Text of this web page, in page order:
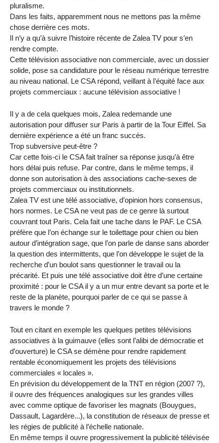
pluralisme.
Dans les faits, apparemment nous ne mettons pas la même
chose derrière ces mots.
Il n’y a qu’à suivre l’histoire récente de Zalea TV pour s’en
rendre compte.
Cette télévision associative non commerciale, avec un dossier
solide, pose sa candidature pour le réseau numérique terrestre
au niveau national. Le CSA répond, veillant à l’équité face aux
projets commerciaux : aucune télévision associative !
Il y a de cela quelques mois, Zalea redemande une
autorisation pour diffuser sur Paris à partir de la Tour Eiffel. Sa
dernière expérience a été un franc succès.
Trop subversive peut-être ?
Car cette fois-ci le CSA fait traîner sa réponse jusqu’à être
hors délai puis refuse. Par contre, dans le même temps, il
donne son autorisation à des associations cache-sexes de
projets commerciaux ou institutionnels.
Zalea TV est une télé associative, d’opinion hors consensus,
hors normes. Le CSA ne veut pas de ce genre là surtout
couvrant tout Paris. Cela fait une tache dans le PAF. Le CSA
préfère que l’on échange sur le toilettage pour chien ou bien
autour d’intégration sage, que l’on parle de danse sans aborder
la question des intermittents, que l’on développe le sujet de la
recherche d’un boulot sans questionner le travail ou la
précarité. Et puis une télé associative doit être d’une certaine
proximité : pour le CSA il y a un mur entre devant sa porte et le
reste de la planète, pourquoi parler de ce qui se passe à
travers le monde ?
Tout en citant en exemple les quelques petites télévisions
associatives à la guimauve (elles sont l’alibi de démocratie et
d’ouverture) le CSA se démène pour rendre rapidement
rentable économiquement les projets des télévisions
commerciales « locales ».
En prévision du développement de la TNT en région (2007 ?),
il ouvre des fréquences analogiques sur les grandes villes
avec comme optique de favoriser les magnats (Bouygues,
Dassault, Lagardère...), la constitution de réseaux de presse et
les régies de publicité à l’échelle nationale.
En même temps il ouvre progressivement la publicité télévisée